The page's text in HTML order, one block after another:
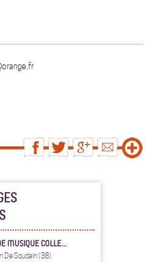
MUSIQUE COLLE...
De Soudain (38)